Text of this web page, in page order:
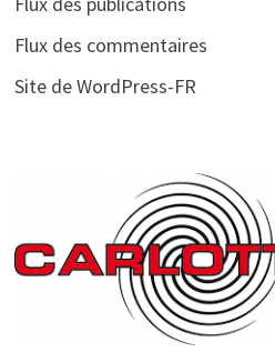
Flux des commentaires
Site de WordPress-FR